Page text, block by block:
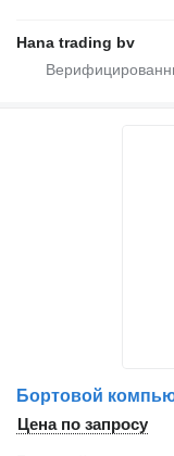
Hana trading bv
Цена по запросу